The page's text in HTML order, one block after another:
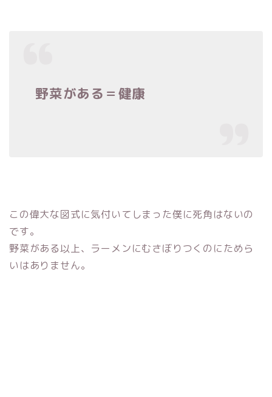
野菜がある＝健康
この偉大な図式に気付いてしまった僕に死角はないの
です。
野菜がある以上、ラーメンにむさぼりつくのにためら
いはありません。